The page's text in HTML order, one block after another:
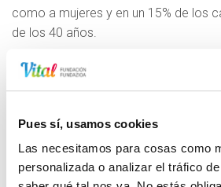
Pues sí, usamos cookies
Las necesitamos para cosas como
personalizada o analizar el tráfico
como a mujeres y en un 15% de los
de los 40 años.
Desde la asociación se ofrece
y atención al paciente de Parkinson y
enfermedad.
Ofrecen recursos especializados
servicios públicos existentes